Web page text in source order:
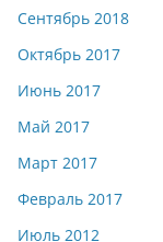
Сентябрь 2018
Октябрь 2017
Июнь 2017
Май 2017
Март 2017
Февраль 2017
Июль 2012